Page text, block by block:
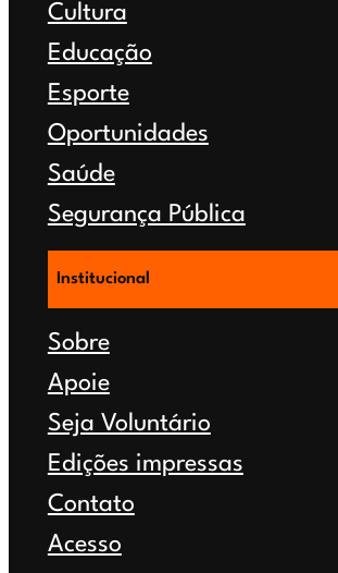
Cultura
Educação
Esporte
Oportunidades
Saúde
Segurança Pública
Institucional
Sobre
Apoie
Seja Voluntário
Edições impressas
Contato
Acesso